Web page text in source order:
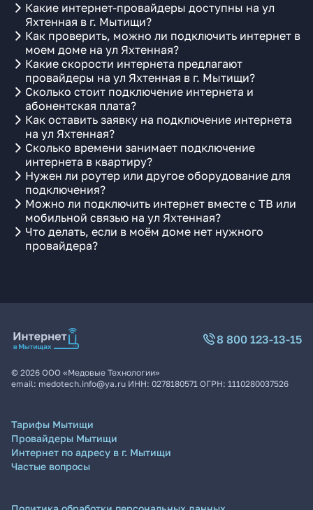
Какие интернет-провайдеры доступны на ул
Яхтенная в г. Мытищи?
Как проверить, можно ли подключить интернет в
моем доме на ул Яхтенная?
Какие скорости интернета предлагают
провайдеры на ул Яхтенная в г. Мытищи?
Сколько стоит подключение интернета и
абонентская плата?
Как оставить заявку на подключение интернета
на ул Яхтенная?
Сколько времени занимает подключение
интернета в квартиру?
Нужен ли роутер или другое оборудование для
подключения?
Можно ли подключить интернет вместе с ТВ или
мобильной связью на ул Яхтенная?
Что делать, если в моём доме нет нужного
провайдера?
8 800 123-13-15
© 2026 ООО «Медовые Технологии»
email: medotech.info@ya.ru ИНН: 0278180571 ОГРН: 1110280037526
Тарифы Мытищи
Провайдеры Мытищи
Интернет по адресу в г. Мытищи
Частые вопросы